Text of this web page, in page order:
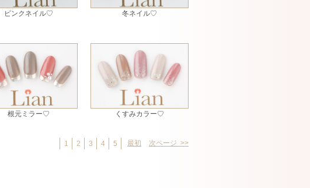
ピンクネイル♡ 冬ネイル♡
根元ミラー♡ くすみカラー♡
最初 次ページ >>
1 2 3 4 5